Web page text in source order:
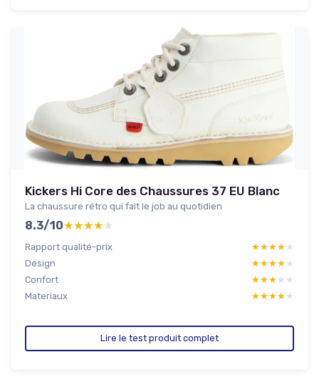
Kickers Hi Core des Chaussures 37 EU Blanc
La chaussure rétro qui fait le job au quotidien
8.3/10★★★★★
★★★★★
Rapport qualité-prix ★★★★★
★★★★★
Design
★★★★★
★★★★★
Confort
★★★★★
★★★★★
Materiaux
★★★★★
★★★★★
Lire le test produit complet